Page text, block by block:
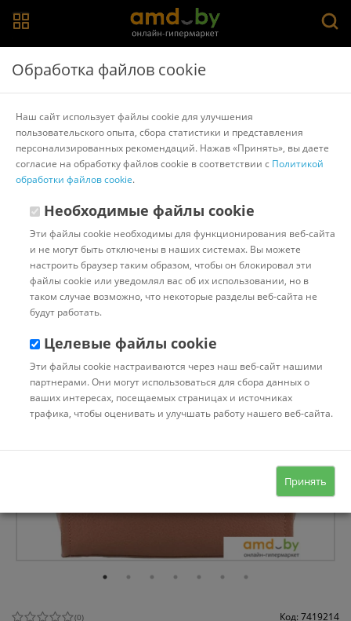
Главная > Каталог товаров Женские и мужские сумки
David Jones
Женская сумка David Jones 823-CM6759-DPK (темно-
розовый)
Другие товары David Jones
(0) Код: 7419214
Обработка файлов cookie
Наш сайт использует файлы cookie для улучшения
пользовательского опыта, сбора статистики и представления
персонализированных рекомендаций. Нажав «Принять», вы даете
согласие на обработку файлов cookie в соответствии с Политикой
обработки файлов cookie.
Необходимые файлы cookie
Эти файлы cookie необходимы для функционирования веб-сайта
и не могут быть отключены в наших системах. Вы можете
настроить браузер таким образом, чтобы он блокировал эти
файлы cookie или уведомлял вас об их использовании, но в
таком случае возможно, что некоторые разделы веб-сайта не
будут работать.
Целевые файлы cookie
Эти файлы cookie настраиваются через наш веб-сайт нашими
партнерами. Они могут использоваться для сбора данных о
ваших интересах, посещаемых страницах и источниках
трафика, чтобы оценивать и улучшать работу нашего веб-сайта.
Принять